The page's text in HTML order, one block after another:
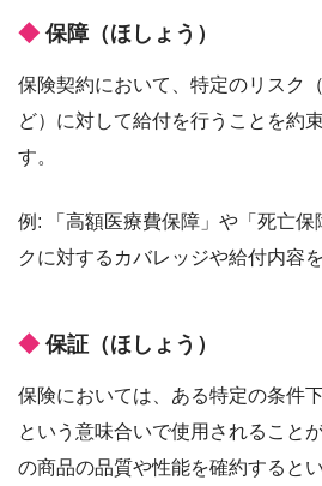
保障（ほしょう）
保険契約において、特定のリスク
ど）に対して給付を行うことを約
す。
例: 「高額医療費保障」や「死亡保
クに対するカバレッジや給付内容
保証（ほしょう）
保険においては、ある特定の条件
という意味合いで使用されること
の商品の品質や性能を確約すると